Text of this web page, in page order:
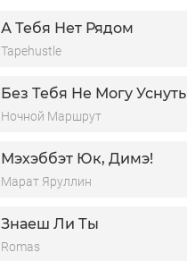
А Тебя Нет Рядом
Tapehustle
Без Тебя Не Могу Уснуть
Ночной Маршрут
Мэхэббэт Юк, Димэ!
Марат Яруллин
Знаеш Ли Ты
Romas